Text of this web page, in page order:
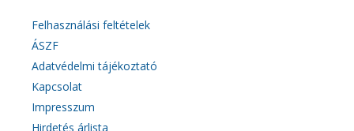
Felhasználási feltételek
ÁSZF
Adatvédelmi tájékoztató
Kapcsolat
Impresszum
Hirdetés árlista